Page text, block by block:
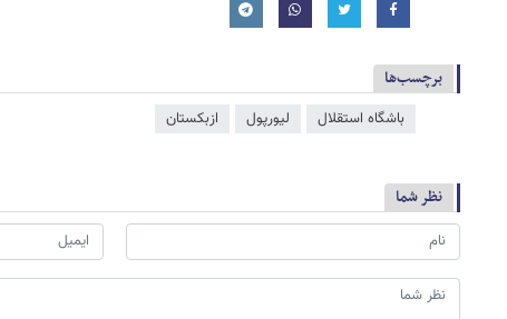
برچسب‌ها
باشگاه استقلال لیورپول ازبکستان
نظر شما